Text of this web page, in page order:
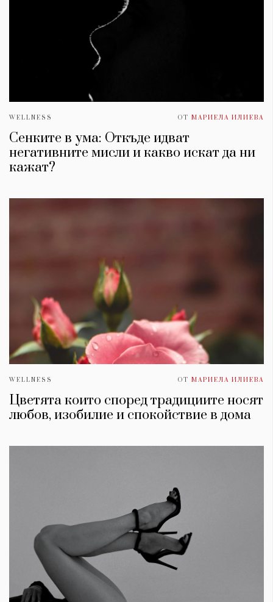
WELLNESS ОТ МАРИЕЛА ИЛИЕВА
Сенките в ума: Откъде идват
негативните мисли и какво искат да ни
кажат?
WELLNESS ОТ МАРИЕЛА ИЛИЕВА
Цветята които според традициите носят
любов, изобилие и спокойствие в дома